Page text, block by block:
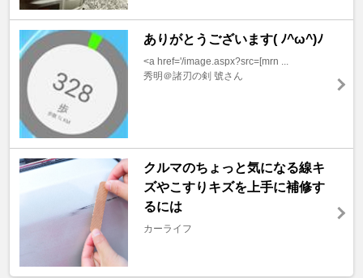
ありがとうございます( ﾉ^ω^)ﾉ
<a href='/image.aspx?src=[mrn ...
秀明＠諸刃の剣 號さん
クルマのちょっと気になる線キ
ズやこすりキズを上手に補修す
るには
カーライフ